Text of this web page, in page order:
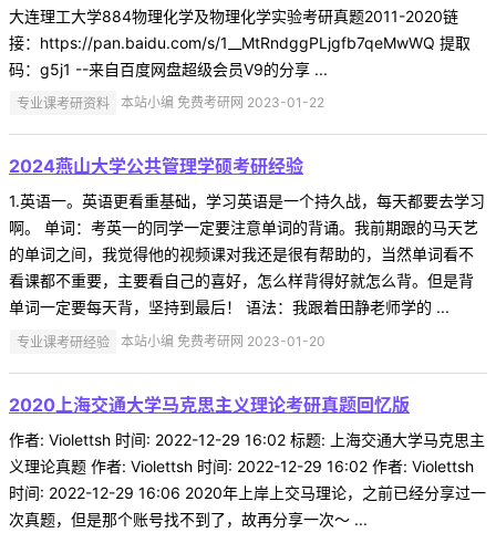
大连理工大学884物理化学及物理化学实验考研真题2011-2020链
接：https://pan.baidu.com/s/1__MtRndggPLjgfb7qeMwWQ 提取
码：g5j1 --来自百度网盘超级会员V9的分享 ...
专业课考研资料 本站小编 免费考研网 2023-01-22
2024燕山大学公共管理学硕考研经验
1.英语一。英语更看重基础，学习英语是一个持久战，每天都要去学习
啊。 单词：考英一的同学一定要注意单词的背诵。我前期跟的马天艺
的单词之间，我觉得他的视频课对我还是很有帮助的，当然单词看不
看课都不重要，主要看自己的喜好，怎么样背得好就怎么背。但是背
单词一定要每天背，坚持到最后！ 语法：我跟着田静老师学的 ...
专业课考研经验 本站小编 免费考研网 2023-01-20
2020上海交通大学马克思主义理论考研真题回忆版
作者: Violettsh 时间: 2022-12-29 16:02 标题: 上海交通大学马克思主
义理论真题 作者: Violettsh 时间: 2022-12-29 16:02 作者: Violettsh
时间: 2022-12-29 16:06 2020年上岸上交马理论，之前已经分享过一
次真题，但是那个账号找不到了，故再分享一次～ ...